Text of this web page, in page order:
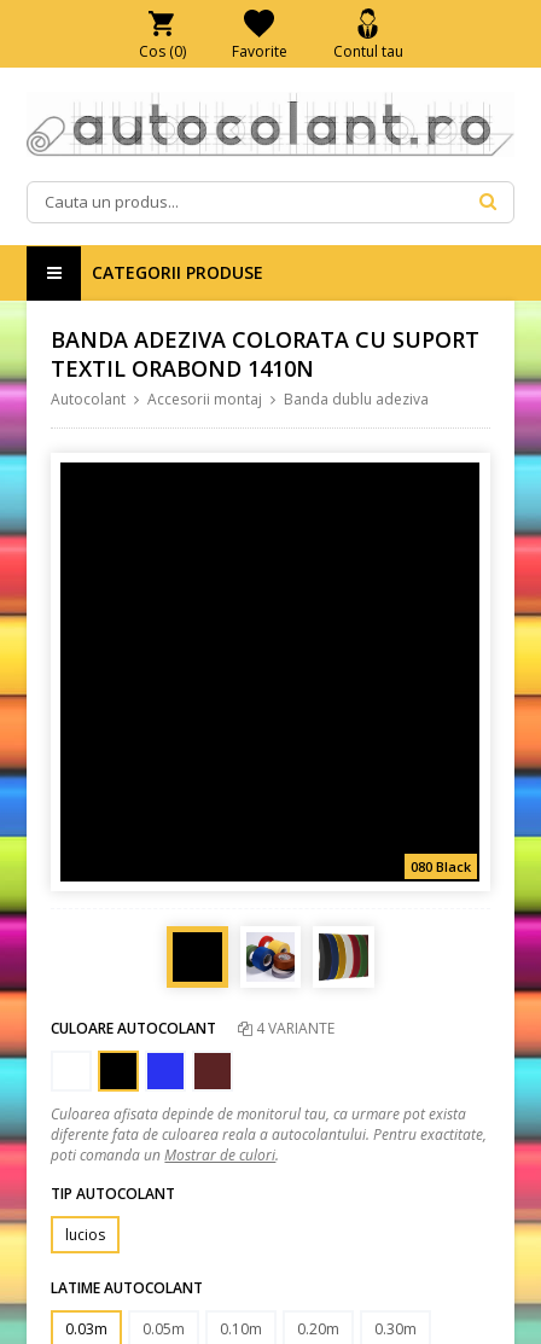
Cos (0) Favorite Contul tau
CATEGORII PRODUSE
BANDA ADEZIVA COLORATA CU SUPORT
TEXTIL ORABOND 1410N
Autocolant Accesorii montaj Banda dublu adeziva
080 Black
CULOARE AUTOCOLANT 4 VARIANTE
Culoarea afisata depinde de monitorul tau, ca urmare pot exista
diferente fata de culoarea reala a autocolantului. Pentru exactitate,
poti comanda unMostrar de culori.
TIP AUTOCOLANT
lucios
LATIME AUTOCOLANT
0.03m
0.05m 0.10m 0.20m 0.30m